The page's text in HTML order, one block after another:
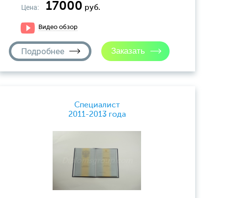
Цена: 17000 руб.
Видео обзор
Подробнее
Специалист
2011-2013 года